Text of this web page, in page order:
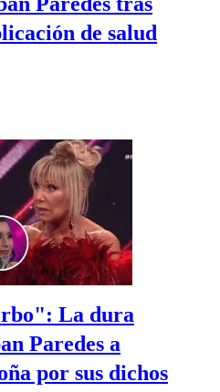
de salud
La dura
Paredes a
por sus dichos